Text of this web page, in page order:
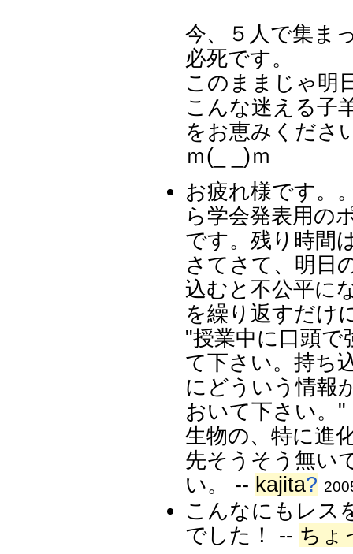
今、５人で集ま
必死です。
このままじゃ明
こんな迷える子
をお恵みくださ
ｍ(_ _)ｍ
お疲れ様です。
ら学会発表用の
です。残り時間
さてさて、明日
込むと不公平に
を繰り返すだけ
"授業中に口頭
て下さい。持ち
にどういう情報
おいて下さい。"
生物の、特に進
先そうそう無い
い。 -- kajita?
こんなにもレス
でした！ -- ちょ